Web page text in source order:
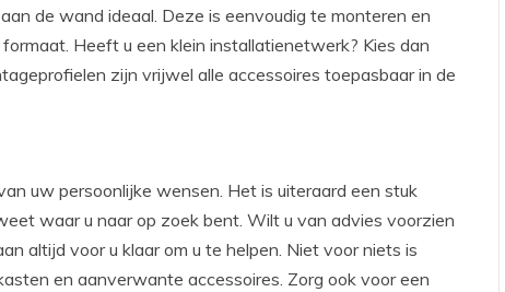
de wand ideaal. Deze is eenvoudig te monteren en
Heeft u een klein installatienetwerk? Kies dan
zijn vrijwel alle accessoires toepasbaar in de
uw persoonlijke wensen. Het is uiteraard een stuk
waar u naar op zoek bent. Wilt u van advies voorzien
altijd voor u klaar om u te helpen. Niet voor niets is
en aanverwante accessoires. Zorg ook voor een